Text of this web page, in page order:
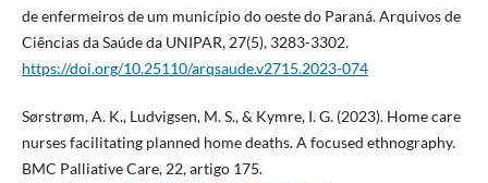
de enfermeiros de um município do oeste do Paraná. Arquivos de
Ciências da Saúde da UNIPAR, 27(5), 3283-3302.
https://doi.org/10.25110/arqsaude.v2715.2023-074
Sørstrøm, A. K., Ludvigsen, M. S., & Kymre, I. G. (2023). Home care
nurses facilitating planned home deaths. A focused ethnography.
BMC Palliative Care, 22, artigo 175.